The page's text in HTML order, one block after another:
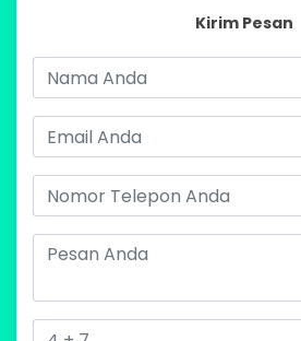
Kirim Pesan